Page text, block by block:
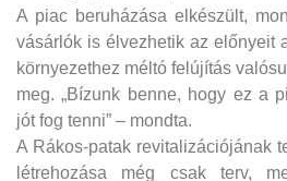
A piac beruházása elkészült,
vásárlók is élvezhetik az előnyeit
környezethez méltó felújítás
meg. „Bízunk benne, hogy ez a
jót fog tenni” – mondta.
A Rákos-patak revitalizációjának
létrehozása még csak terv,